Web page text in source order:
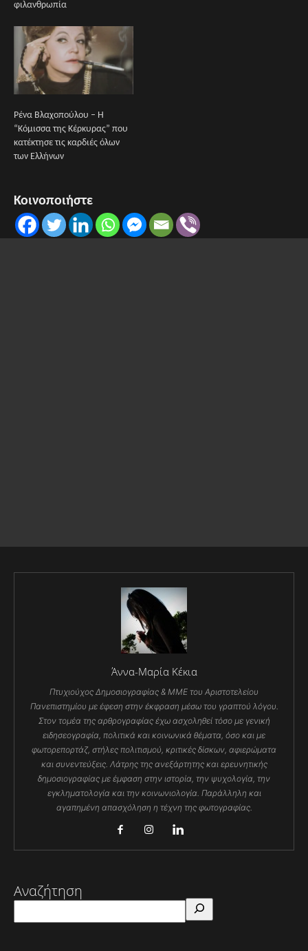
φιλανθρωπία
Ρένα Βλαχοπούλου – Η
“Κόμισσα της Κέρκυρας” που
κατέκτησε τις καρδιές όλων
των Ελλήνων
Κοινοποιήστε
Άννα-Μαρία Κέκια
Πτυχιούχος Δημοσιογραφίας & ΜΜΕ του Αριστοτελείου
Πανεπιστημίου με έφεση στην έκφραση μέσω του γραπτού λόγου.
Στον τομέα της αρθρογραφίας έχω ασχοληθεί τόσο με γενική
ειδησεογραφία, πολιτικά και κοινωνικά θέματα, όσο και με
φωτορεπορτάζ, στήλες πολιτισμού, κριτικές δίσκων, αφιερώματα
και συνεντεύξεις. Λάτρης της ανεξάρτητης και ερευνητικής
δημοσιογραφίας με έμφαση στην ιστορία, την ψυχολογία, την
εγκληματολογία και την κοινωνιολογία. Παράλληλη και
αγαπημένη απασχόληση η τέχνη της φωτογραφίας.
Αναζήτηση